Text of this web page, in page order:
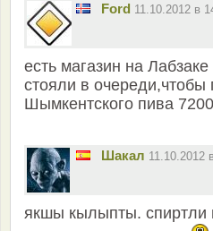
Ford 11.10.2012 в
есть магазин на
стояли в очереди,чтобы
Шымкентского пива
Шакал 11.10.2012
якшы кылыпты. спиртли